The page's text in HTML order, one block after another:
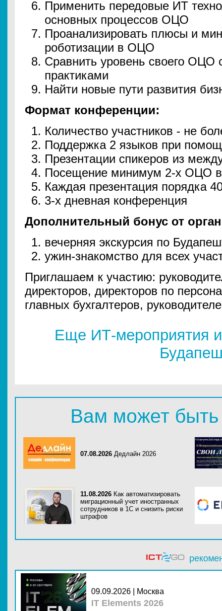
Применить передовые ИТ
основных процессов ОЦО
Проанализировать плюсы и
роботизации в ОЦО
Сравнить уровень своего ОЦО
практиками
Найти новые пути развития
Формат конференции:
Количество участников - не
Поддержка 2 языков при
Презентации спикеров из
Посещение минимум 2-х ОЦО
Каждая презентация порядка
3-х дневная конференция
Дополнительный бонус от
вечерняя экскурсия по
ужин-знакомство для всех
Приглашаем к участию:
директоров, директоров по
главных бухгалтеров,
Еще ИТ-мероприятия
Вам может быть
07.08.2026 Дедлайн 2026
11.08.2026 Как автоматизировать
миграционный учет иностранных
сотрудников в 1С и снизить риски
штрафов
09.09.2026 | Москва
IT Elements 2026